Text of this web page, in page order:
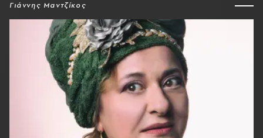
Γιάννης Μαντζίκος